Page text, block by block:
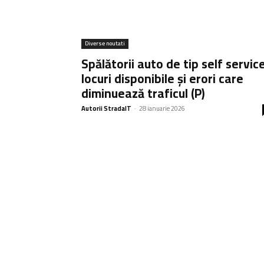
Diverse noutati
Spălătorii auto de tip self
locuri disponibile și erori care
diminuează traficul (P)
Autorii StradaIT - 28 ianuarie 2026